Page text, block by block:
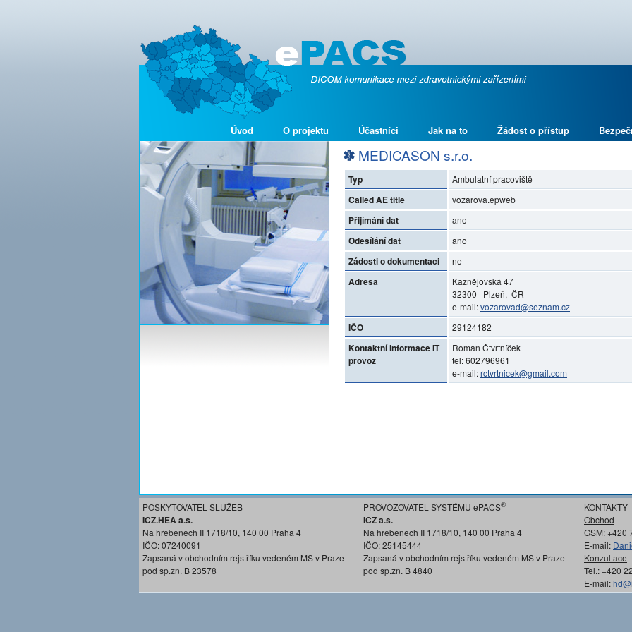
Úvod O projektu Účastníci Jak na to Žádost o přístup
MEDICASON s.r.o.
Typ Ambulatní pracoviště
Called AE title vozarova.epweb
Přijímání dat ano
Odesílání dat ano
Žádosti o dokumentaci ne
Adresa
Kaznějovská 47
32300 Plzeň, ČR
e-mail:vozarovad@seznam.cz
IČO 29124182
Kontaktní informace IT
provoz
Roman Čtvrtníček
tel: 602796961
e-mail:rctvrtnicek@gmail.com
POSKYTOVATEL SLUŽEB
ICZ.HEA a.s.
Na hřebenech II 1718/10, 140 00 Praha 4
IČO: 07240091
Zapsaná v obchodním rejstříku vedeném MS v Praze
pod sp.zn. B 23578
PROVOZOVATEL SYSTÉMU ePACS®
ICZ a.s.
Na hřebenech II 1718/10, 140 00 Praha 4
IČO: 25145444
Zapsaná v obchodním rejstříku vedeném MS v Praze
pod sp.zn. B 4840
KONTAKTY
Obchod
GSM: +420
E-mail:
Konzultace
Tel.: +420
E-mail: